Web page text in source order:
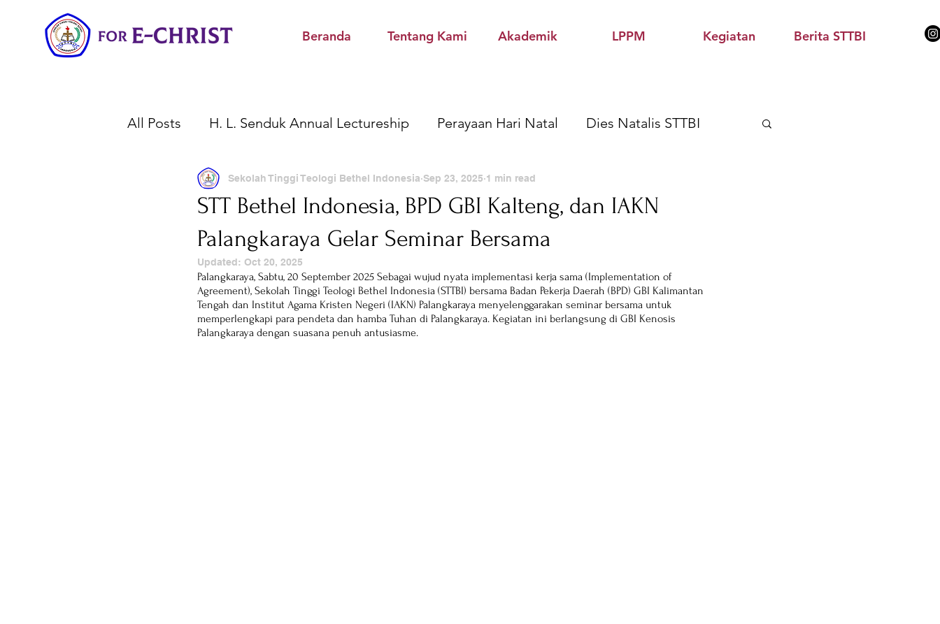
Beranda Tentang Kami Akademik LPPM Kegiatan Berita STTBI
All Posts H. L. Senduk Annual Lectureship Perayaan Hari Natal Dies Natalis STTBI
Wisuda Akbar STTBI Kuliah Umum Kegiatan Akademik STTBI
Peringatan Penting Karya & Buku LPPM
STT Bethel Indonesia, BPD GBI Kalteng, dan IAKN
Palangkaraya Gelar Seminar Bersama
Sekolah Tinggi Teologi Bethel Indonesia Sep 23, 2025 1 min read
Updated: Oct 20, 2025
Palangkaraya, Sabtu, 20 September 2025 Sebagai wujud nyata implementasi kerja sama (Implementation of
Agreement), Sekolah Tinggi Teologi Bethel Indonesia (STTBI) bersama Badan Pekerja Daerah (BPD) GBI Kalimantan
Tengah dan Institut Agama Kristen Negeri (IAKN) Palangkaraya menyelenggarakan seminar bersama untuk
memperlengkapi para pendeta dan hamba Tuhan di Palangkaraya. Kegiatan ini berlangsung di GBI Kenosis
Palangkaraya dengan suasana penuh antusiasme.